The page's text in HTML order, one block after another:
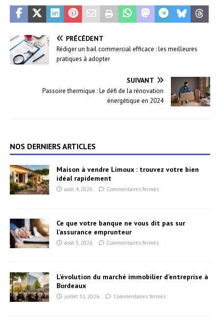
PRÉCÉDENT
Rédiger un bail commercial efficace : les meilleures
pratiques à adopter
SUIVANT
Passoire thermique : Le défi de la rénovation
énergétique en 2024
NOS DERNIERS ARTICLES
Maison à vendre Limoux : trouvez votre bien
idéal rapidement
août 4, 2026 Commentaires fermés
Ce que votre banque ne vous dit pas sur
l’assurance emprunteur
août 3, 2026 Commentaires fermés
L’évolution du marché immobilier d’entreprise à
Bordeaux
juillet 31, 2026 Commentaires fermés